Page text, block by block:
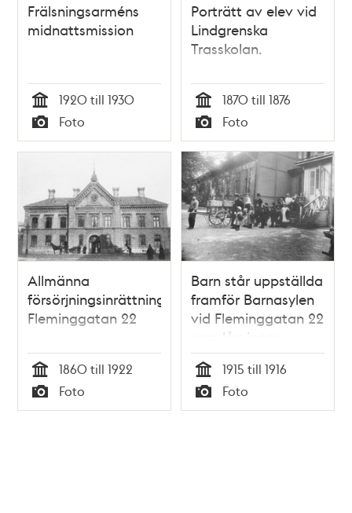
Frälsningsarméns
midnattsmission
Tid
1920 till 1930
Typ
Foto
Porträtt av elev vid
Lindgrenska
Trasskolan.
Tid
1870 till 1876
Typ
Foto
Allmänna
försörjningsinrättningen,
Fleminggatan 22
Tid
1860 till 1922
Typ
Foto
Barn står uppställda
framför Barnasylen
vid Fleminggatan 22
som låg inom
området för
Stockholms
Allmänna
försörjningsinrättning,
Tid
1915 till 1916
Typ
Foto